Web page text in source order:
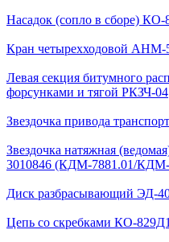
Насадок (сопло в сборе) КО-
Кран четырехходовой AHМ-
Левая секция битумного
форсунками и тягой РКЗЧ-04
Звездочка привода
Звездочка натяжная
3010846 (КДМ-7881.01/КДМ-
Диск разбрасывающий ЭД-
Цепь со скребками КО-